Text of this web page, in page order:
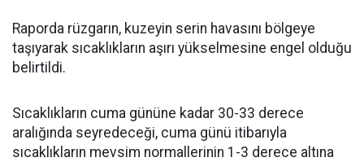
Raporda rüzgarın, kuzeyin serin havasını bölgeye
taşıyarak sıcaklıkların aşırı yükselmesine engel olduğu
belirtildi.
Sıcaklıkların cuma gününe kadar 30-33 derece
aralığında seyredeceği, cuma günü itibarıyla
sıcaklıkların mevsim normallerinin 1-3 derece altına